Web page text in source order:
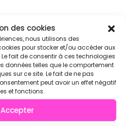
des cookies
nous utilisons des
pour stocker et/ou accéder aux
fait de consentir à ces technologies
données telles que le comportement
sur ce site. Le fait de ne pas
peut avoir un effet négatif
et fonctions.
Accepter
: Développe Ta
Dynamique
run, 15 OHS